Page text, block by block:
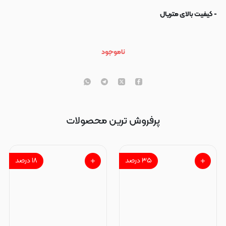
- کیفیت بالای متریال
ناموجود
پرفروش ترین محصولات
۳۵درصد ۱۸درصد